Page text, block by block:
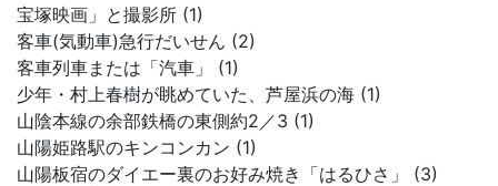
宝塚映画」と撮影所 (1)
客車(気動車)急行だいせん (2)
客車列車または「汽車」 (1)
少年・村上春樹が眺めていた、芦屋浜の海 (1)
山陰本線の余部鉄橋の東側約2／3 (1)
山陽姫路駅のキンコンカン (1)
山陽板宿のダイエー裏のお好み焼き「はるひさ」 (3)